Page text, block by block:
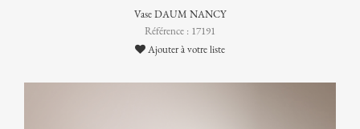
Vase DAUM NANCY
Référence : 17191
Ajouter à votre liste